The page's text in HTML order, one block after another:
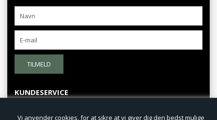
Vi anvender cookies, for at sikre at vi giver dig den bedst mulige
TILMELD
KUNDESERVICE
Fortrydelsesret